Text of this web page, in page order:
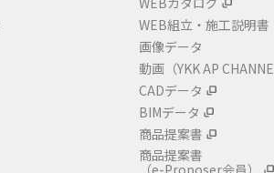
WEB組立・施工説明書
画像データ
動画（YKK AP
CADデータ
BIMデータ
商品提案書
商品提案書
（e-Proposer会員）